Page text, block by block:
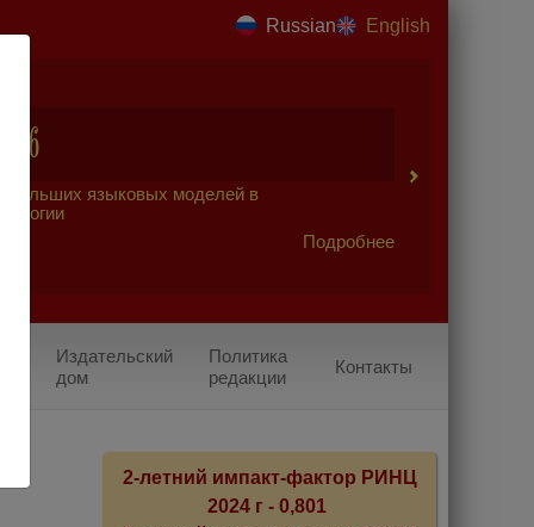
Russian English
больших языковых моделей в
Подробнее
Издательский
дом
Политика
редакции
Контакты
2-летний импакт-фактор РИНЦ
2024 г - 0,801